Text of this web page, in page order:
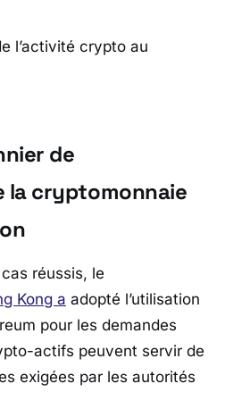
l’activité crypto au
de
la cryptomonnaie
réussis, le
Kong a adopté l’utilisation
pour les demandes
actifs peuvent servir de
exigées par les autorités